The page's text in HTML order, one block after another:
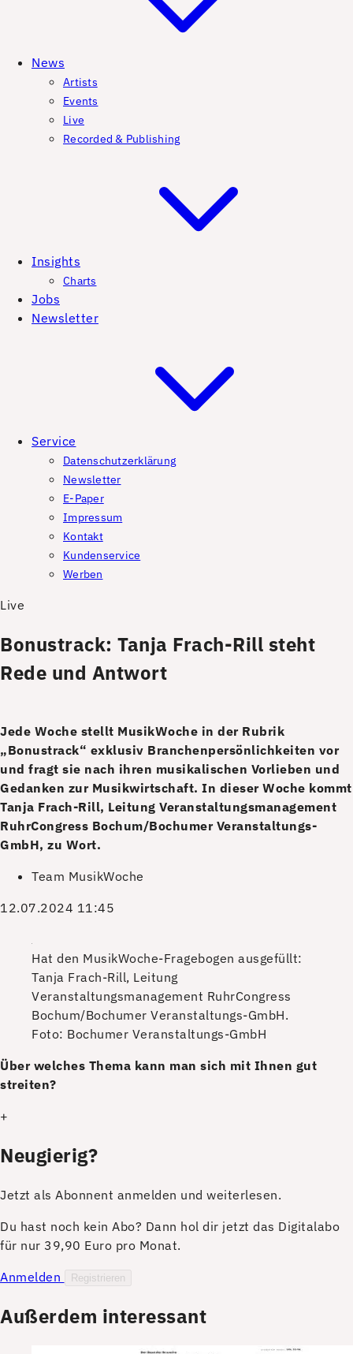
News
Artists
Events
Live
Recorded & Publishing
Insights
Charts
Jobs
Newsletter
Service
Datenschutzerklärung
Newsletter
E-Paper
Impressum
Kontakt
Kundenservice
Werben
Live
Bonustrack: Tanja Frach-Rill steht
Rede und Antwort
Jede Woche stellt MusikWoche in der Rubrik
„Bonustrack“ exklusiv Branchenpersönlichkeiten vor
und fragt sie nach ihren musikalischen Vorlieben und
Gedanken zur Musikwirtschaft. In dieser Woche kommt
Tanja Frach-Rill, Leitung Veranstaltungsmanagement
RuhrCongress Bochum/Bochumer Veranstaltungs-
GmbH, zu Wort.
Team MusikWoche
12.07.2024 11:45
Hat den MusikWoche-Fragebogen ausgefüllt:
Tanja Frach-Rill, Leitung
Veranstaltungsmanagement RuhrCongress
Bochum/Bochumer Veranstaltungs-GmbH.
Foto: Bochumer Veranstaltungs-GmbH
Über welches Thema kann man sich mit Ihnen gut
streiten?
+
Neugierig?
Jetzt als Abonnent anmelden und weiterlesen.
Du hast noch kein Abo? Dann hol dir jetzt das Digitalabo
für nur 39,90 Euro pro Monat.
Anmelden
Registrieren
Außerdem interessant